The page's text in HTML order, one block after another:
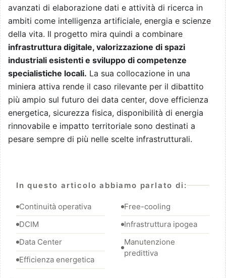
avanzati di elaborazione dati e attività di ricerca in
ambiti come intelligenza artificiale, energia e scienze
della vita. Il progetto mira quindi a combinare
infrastruttura digitale, valorizzazione di spazi
industriali esistenti e sviluppo di competenze
specialistiche locali. La sua collocazione in una
miniera attiva rende il caso rilevante per il dibattito
più ampio sul futuro dei data center, dove efficienza
energetica, sicurezza fisica, disponibilità di energia
rinnovabile e impatto territoriale sono destinati a
pesare sempre di più nelle scelte infrastrutturali.
In questo articolo abbiamo parlato di:
Continuità operativa
DCIM
Data Center
Efficienza energetica
Free-cooling
Infrastruttura ipogea
Manutenzione
predittiva